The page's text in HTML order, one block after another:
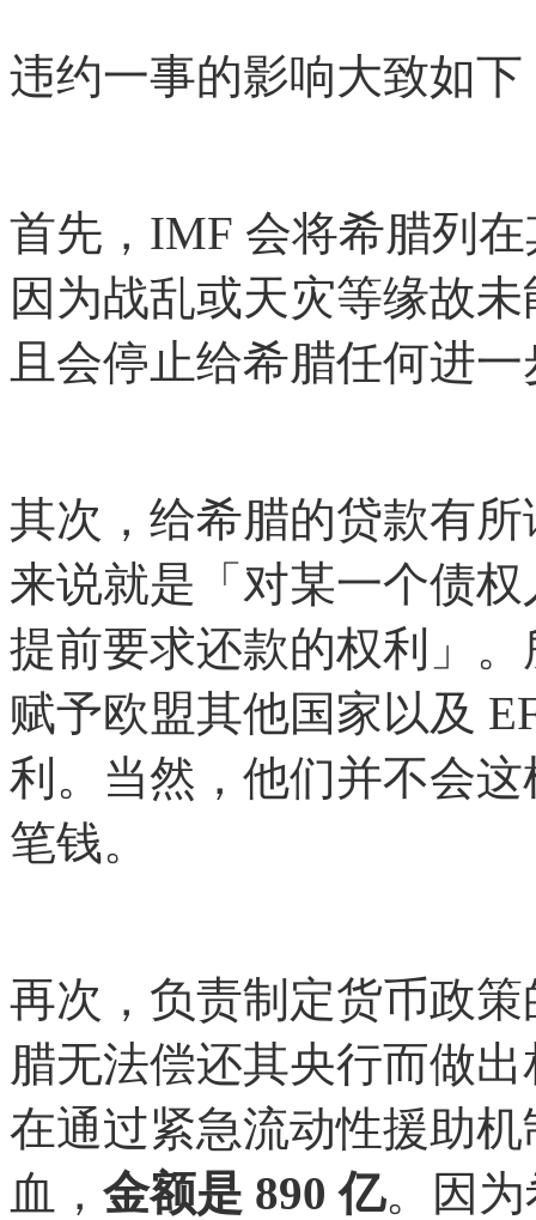
违约一事的影响大致如下
首先，IMF 会将希腊列
因为战乱或天灾等缘故
且会停止给希腊任何进
其次，给希腊的贷款有
来说就是「对某一个债
提前要求还款的权利」
赋予欧盟其他国家以及
利。当然，他们并不会
笔钱。
再次，负责制定货币政
腊无法偿还其央行而做
在通过紧急流动性援助
血， 金额是 890 亿。因